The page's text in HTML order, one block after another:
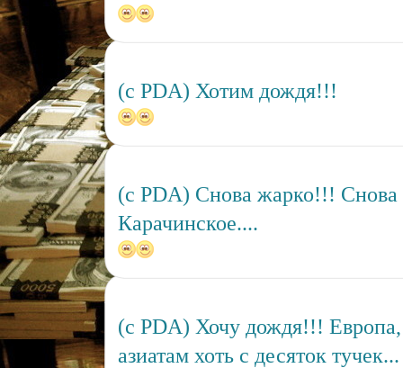
(c PDA) Хотим дождя!!!
(c PDA) Снова жарко!!! Снова
Карачинское....
(c PDA) Хочу дождя!!!
азиатам хоть с десяток тучек...